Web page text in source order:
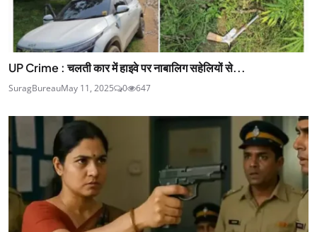
UP Crime : चलती कार में हाइवे पर नाबालिग सहेलियों से...
SuragBureauMay 11, 2025 0 647